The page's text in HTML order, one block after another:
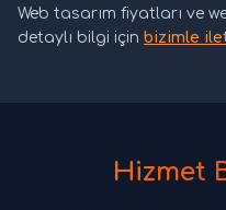
Web tasarım fiyatları ve
detaylı bilgi için bizimle
Hizmet